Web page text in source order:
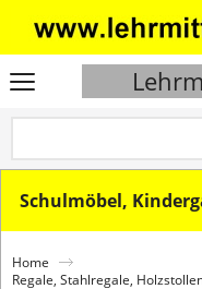
Schulmöbel,
Home
Regale, Stahlregale,